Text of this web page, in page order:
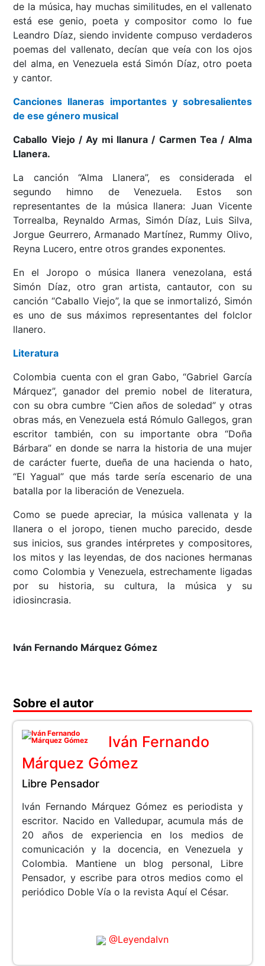
de la música, hay muchas similitudes, en el vallenato
está ese genio, poeta y compositor como lo fue
Leandro Díaz, siendo invidente compuso verdaderos
poemas del vallenato, decían que veía con los ojos
del alma, en Venezuela está Simón Díaz, otro poeta
y cantor.
Canciones llaneras importantes y sobresalientes
de ese género musical
Caballo Viejo / Ay mi llanura / Carmen Tea / Alma
Llanera.
La canción “Alma Llanera”, es considerada el
segundo himno de Venezuela. Estos son
representantes de la música llanera: Juan Vicente
Torrealba, Reynaldo Armas, Simón Díaz, Luis Silva,
Jorgue Geurrero, Armanado Martínez, Rummy Olivo,
Reyna Lucero, entre otros grandes exponentes.
En el Joropo o música llanera venezolana, está
Simón Díaz, otro gran artista, cantautor, con su
canción “Caballo Viejo”, la que se inmortalizó, Simón
es uno de sus máximos representantes del folclor
llanero.
Literatura
Colombia cuenta con el gran Gabo, “Gabriel García
Márquez”, ganador del premio nobel de literatura,
con su obra cumbre “Cien años de soledad” y otras
obras más, en Venezuela está Rómulo Gallegos, gran
escritor también, con su importante obra “Doña
Bárbara” en donde se narra la historia de una mujer
de carácter fuerte, dueña de una hacienda o hato,
“El Yagual” que más tarde sería escenario de una
batalla por la liberación de Venezuela.
Como se puede apreciar, la música vallenata y la
llanera o el joropo, tienen mucho parecido, desde
sus inicios, sus grandes intérpretes y compositores,
los mitos y las leyendas, de dos naciones hermanas
como Colombia y Venezuela, estrechamente ligadas
por su historia, su cultura, la música y su
idiosincrasia.
Iván Fernando Márquez Gómez
Sobre el autor
Iván Fernando
Márquez Gómez
Libre Pensador
Iván Fernando Márquez Gómez es periodista y
escritor. Nacido en Valledupar, acumula más de
20 años de experiencia en los medios de
comunicación y la docencia, en Venezuela y
Colombia. Mantiene un blog personal, Libre
Pensador, y escribe para otros medios como el
periódico Doble Vía o la revista Aquí el César.
@LeyendaIvn